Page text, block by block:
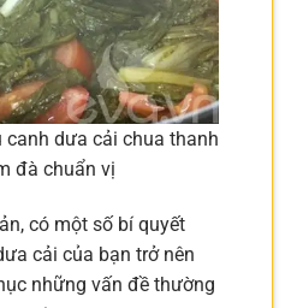
canh dưa cải chua thanh
đà chuẩn vị
có một số bí quyết
cải của bạn trở nên
những vấn đề thường